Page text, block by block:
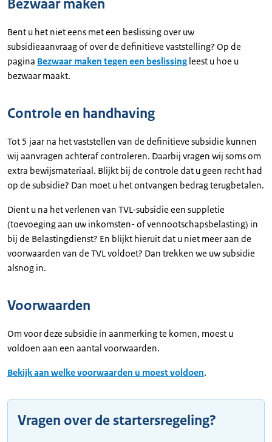
Bezwaar maken
Bent u het niet eens met een beslissing over uw
subsidieaanvraag of over de definitieve vaststelling? Op de
pagina Bezwaar maken tegen een beslissing leest u hoe u
bezwaar maakt.
Controle en handhaving
Tot 5 jaar na het vaststellen van de definitieve subsidie kunnen
wij aanvragen achteraf controleren. Daarbij vragen wij soms om
extra bewijsmateriaal. Blijkt bij de controle dat u geen recht had
op de subsidie? Dan moet u het ontvangen bedrag terugbetalen.
Dient u na het verlenen van TVL-subsidie een suppletie
(toevoeging aan uw inkomsten- of vennootschapsbelasting) in
bij de Belastingdienst? En blijkt hieruit dat u niet meer aan de
voorwaarden van de TVL voldoet? Dan trekken we uw subsidie
alsnog in.
Voorwaarden
Om voor deze subsidie in aanmerking te komen, moest u
voldoen aan een aantal voorwaarden.
Bekijk aan welke voorwaarden u moest voldoen.
Vragen over de startersregeling?